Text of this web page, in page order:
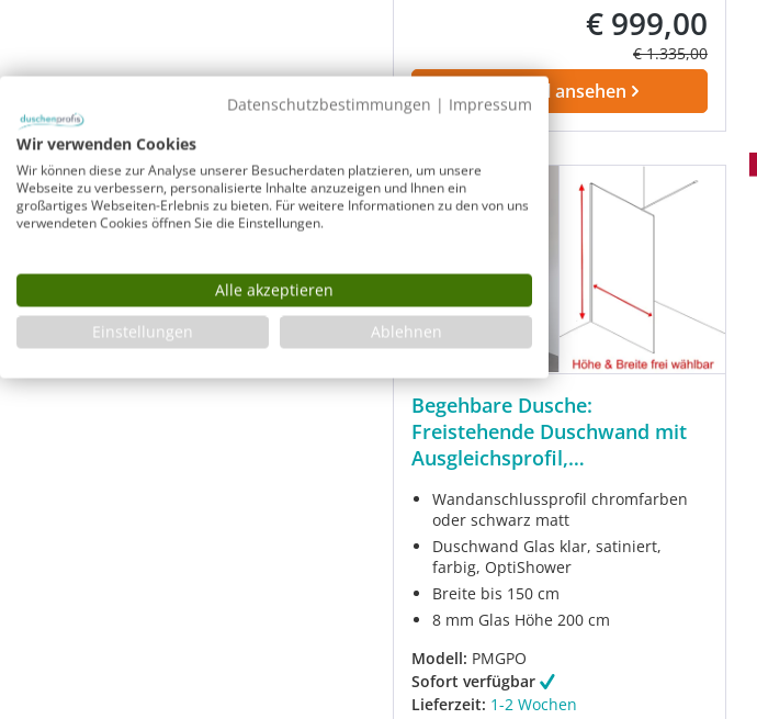
Verkaufspreis:
€ 999,00
Regulärer Preis:
€ 1.335,00
Artikel ansehen
Rabatt
-24%UVP
Begehbare Dusche:
Freistehende Duschwand mit
Ausgleichsprofil,
Wandanschlussprofil chromfarben
oder schwarz matt
Duschwand Glas klar, satiniert,
farbig, OptiShower
Breite bis 150 cm
8 mm Glas Höhe 200 cm
Modell: PMGPO
Sofort verfügbar
Lieferzeit: 1-2 Wochen
Datenschutzbestimmungen | Impressum
Wir verwenden Cookies
Wir können diese zur Analyse unserer Besucherdaten platzieren, um unsere
Webseite zu verbessern, personalisierte Inhalte anzuzeigen und Ihnen ein
großartiges Webseiten-Erlebnis zu bieten. Für weitere Informationen zu den von uns
verwendeten Cookies öffnen Sie die Einstellungen.
Alle akzeptieren
Einstellungen
Ablehnen